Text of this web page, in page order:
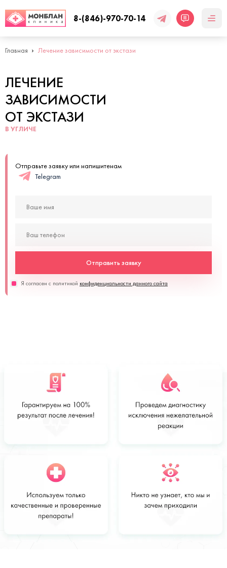
8-(846)-970-70-14
Главная Лечение зависимости от экстази
ЛЕЧЕНИЕ
ЗАВИСИМОСТИ
ОТ ЭКСТАЗИ
В УГЛИЧЕ
Отправьте заявку или напишитенам
Telegram
Отправить заявку
Я согласен с политикой конфиденциальности данного сайта
Стоимость
от 28 000
Заказать